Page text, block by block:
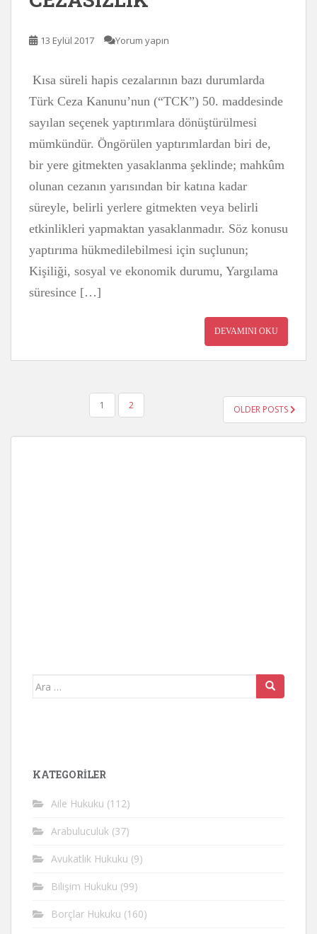
13 Eylül 2017 Yorum yapın
Kısa süreli hapis cezalarının bazı durumlarda
Türk Ceza Kanunu’nun (“TCK”) 50. maddesinde
sayılan seçenek yaptırımlara dönüştürülmesi
mümkündür. Öngörülen yaptırımlardan biri de,
bir yere gitmekten yasaklanma şeklinde; mahkûm
olunan cezanın yarısından bir katına kadar
süreyle, belirli yerlere gitmekten veya belirli
etkinlikleri yapmaktan yasaklanmadır. Söz konusu
yaptırıma hükmedilebilmesi için suçlunun;
Kişiliği, sosyal ve ekonomik durumu, Yargılama
süresince […]
DEVAMINI OKU
GEZINMESI
1 2 OLDER POSTS
Arama
KATEGORİLER
Aile Hukuku (112)
Arabuluculuk (37)
Avukatlık Hukuku (9)
Bilişim Hukuku (99)
Borçlar Hukuku (160)